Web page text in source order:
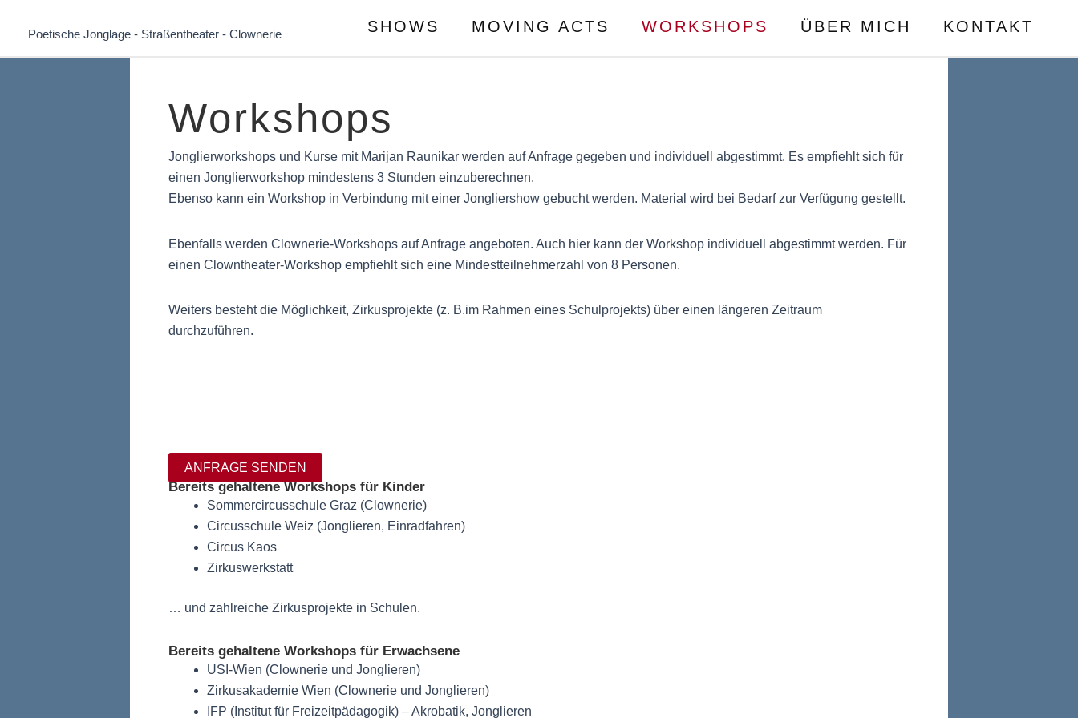
InhaltPoetische Jonglage - Straßentheater - Clownerie SHOWS MOVING ACTS WORKSHOPS ÜBER MICH KONTAKT
Workshops
Jonglierworkshops und Kurse mit Marijan Raunikar werden auf Anfrage gegeben und individuell abgestimmt. Es empfiehlt sich für
einen Jonglierworkshop mindestens 3 Stunden einzuberechnen.
Ebenso kann ein Workshop in Verbindung mit einer Jongliershow gebucht werden. Material wird bei Bedarf zur Verfügung gestellt.
Ebenfalls werden Clownerie-Workshops auf Anfrage angeboten. Auch hier kann der Workshop individuell abgestimmt werden. Für
einen Clowntheater-Workshop empfiehlt sich eine Mindestteilnehmerzahl von 8 Personen.
Weiters besteht die Möglichkeit, Zirkusprojekte (z. B.im Rahmen eines Schulprojekts) über einen längeren Zeitraum
durchzuführen.
ANFRAGE SENDEN
Bereits gehaltene Workshops für Kinder
Sommercircusschule Graz (Clownerie)
Circusschule Weiz (Jonglieren, Einradfahren)
Circus Kaos
Zirkuswerkstatt
… und zahlreiche Zirkusprojekte in Schulen.
Bereits gehaltene Workshops für Erwachsene
USI-Wien (Clownerie und Jonglieren)
Zirkusakademie Wien (Clownerie und Jonglieren)
IFP (Institut für Freizeitpädagogik) – Akrobatik, Jonglieren